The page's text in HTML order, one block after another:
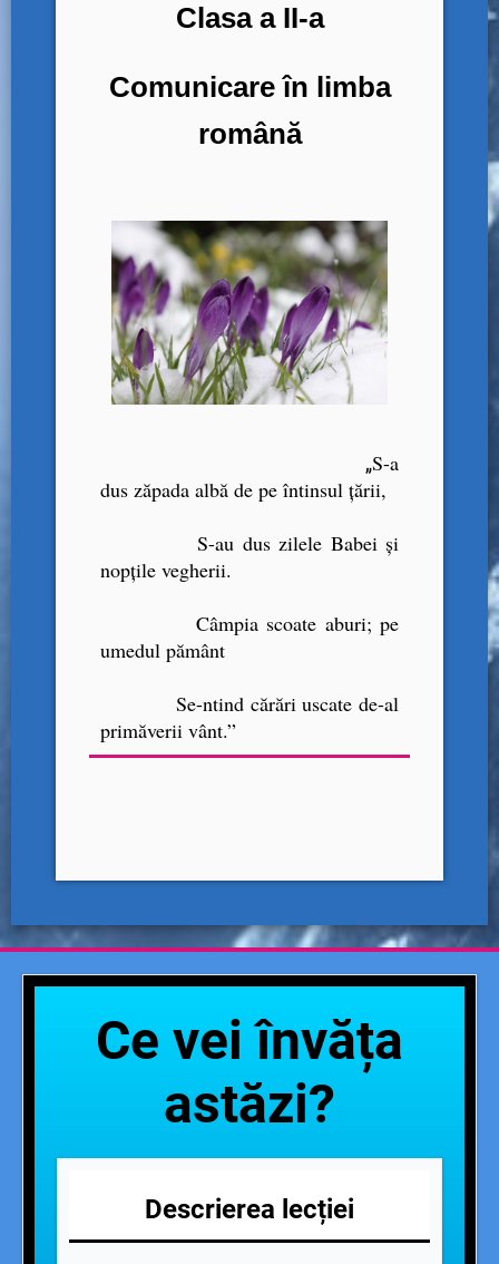
Clasa a II-a
Comunicare în limba
română
„S-a
dus zăpada albă de pe întinsul ţării,
S-au dus zilele Babei şi
nopţile vegherii.
Câmpia scoate aburi; pe
umedul pământ
Se-ntind cărări uscate de-al
primăverii vânt.”
Ce vei învăța
astăzi?
Descrierea lecției